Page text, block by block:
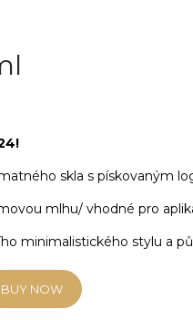
skla s pískovaným
mlhu/ vhodné pro
minimalistického stylu a
BUY NOW